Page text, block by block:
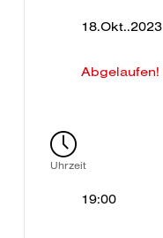
18.Okt..2023
Abgelaufen!
Uhrzeit
19:00